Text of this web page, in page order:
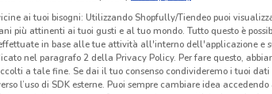
ai tuoi bisogni: Utilizzando Shopfully/Tiendeo puoi
più attinenti ai tuoi gusti e al tuo mondo. Tutto questo è
in base alle tue attività all'interno dell'applicazione e
nel paragrafo 2 della Privacy Policy. Per fare questo,
a tale fine. Se dai il tuo consenso condivideremo i tuoi dati
l’uso di SDK esterne. Puoi sempre cambiare idea accedendo